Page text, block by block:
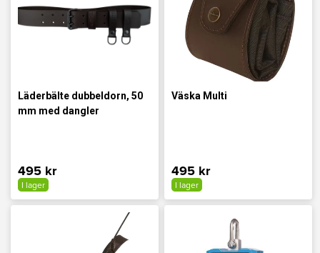
Läderbälte dubbeldorn, 50
mm med dangler
495 kr
I lager
Väska Multi
495 kr
I lager